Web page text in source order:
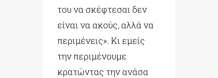
του να σκέφτεσαι δεν
είναι να ακούς, αλλά να
περιμένεις». Κι εμείς
την περιμένουμε
κρατώντας την ανάσα